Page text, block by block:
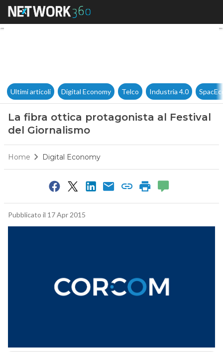
La fibra ottica protagonista
Ultimi articoli Digital Economy Telco Industria 4.0
La fibra ottica protagonista al Festival
del Giornalismo
Home Digital Economy
Pubblicato il 17 Apr 2015